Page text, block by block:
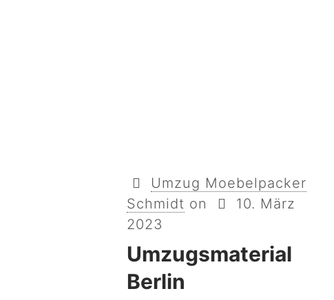
Umzug Moebelpacker
Schmidt on
10. März
2023
Umzugsmaterial
Berlin